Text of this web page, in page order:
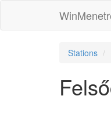
Stations